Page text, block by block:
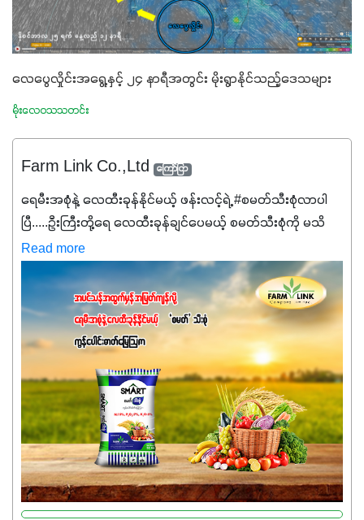
လေပွေလှိုင်းအရွေ့နှင့် ၂၄ နာရီအတွင်း မိုးရွာနိုင်သည့်ဒေသများ
မိုးလေဝသသတင်း
Farm Link Co.,Ltd ကြော်ငြာ
ရေမီးအစုံနဲ့ လေထီးခုန်နိုင်မယ့် ဖန်းလင့်ရဲ့ #စမတ်သီးစုံလာပါ
ပြီ.....ဦးကြီးတို့ရေ ‌လေထီးခုန်ချင်ပေမယ့် စမတ်သီးစုံကို မသိ
သေးရင်တော့ ဒီစာလေးကို ဆက်ဖတ်‌ပေးပါ #စမတ်သီးစုံဆိုတာ
အပင်တိုင်းအတွက် အဓိကအာဟာရNPK (19:7:8)နဲ့ #ဟူးမစ်
အက်စစ်တို့ အချိုးကျ ပေါင်းစပ်ထားတဲ့ ကွန်ပေါင်း
ဓာတ်မြေဩဇာဖြစ်ပါတယ်။ အဓိကအကျိုးကျေးဇူးတွေအနေနဲ့
ကတော့ နိုက်ထရိုဂျင် 19%ပါဝင်တဲ့အတွက် ကလိုရိုဖီးလ်ဖွဲ့စည်း
မှုကို အားပေးကာ သီးနှံပင်များ၏အရွက်များစိမ်းလန်းသန်စွမ်း
ပြီး အစာချက်လုပ်မှုအားကောင်းစေပါတယ်။ အပင်၏ပင်ပိုင်း
ကြီးထွားမှုကို တိုးမြင့်စေကာ အပင်သန်၍ အကြီးမြန်စေပါတယ်။
သင့်တော်တဲ့ Phosphorus 7%ပါဝင်မှုကြောင့် အပင်ရဲ့ အမြစ်
ဖွဲ့စည်းတည်ဆောက်မှုကို ပို၍သန်မာလာအောင် အားပေးပါ
တယ်။ ဒါ့အပြင် ပန်းပွင့်ခြင်း၊အသီးသီးခြင်း၊အစေ့တည်ခြင်း
လုပ်ငန်းစဉ်များကိုလည်း အားပေးပါတယ်။ လုံလောက်တဲ့
Read more